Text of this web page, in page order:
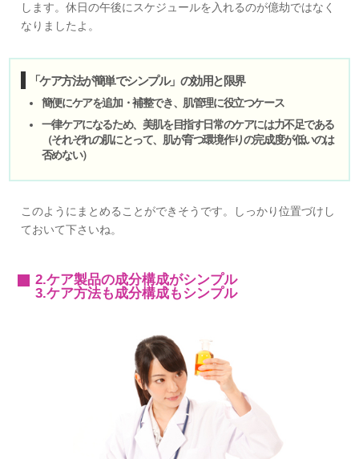
します。休日の午後にスケジュールを入れるのが億劫ではなく
なりましたよ。
「ケア方法が簡単でシンプル」の効用と限界
簡便にケアを追加・補整でき、肌管理に役立つケース
一律ケアになるため、美肌を目指す日常のケアには力不足である
（それぞれの肌にとって、肌が育つ環境作りの完成度が低いのは
否めない）
このようにまとめることができそうです。しっかり位置づけし
ておいて下さいね。
2.ケア製品の成分構成がシンプル
3.ケア方法も成分構成もシンプル